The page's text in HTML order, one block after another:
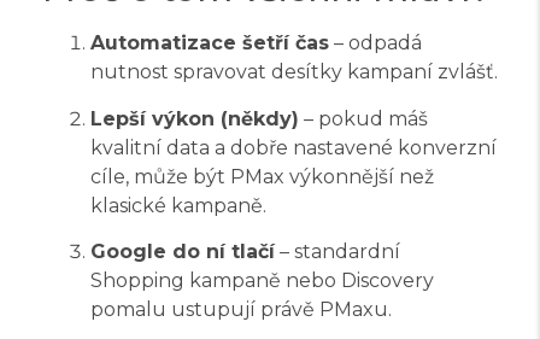
Automatizace šetří čas – odpadá
nutnost spravovat desítky kampaní zvlášť.
Lepší výkon (někdy) – pokud máš
kvalitní data a dobře nastavené konverzní
cíle, může být PMax výkonnější než
klasické kampaně.
Google do ní tlačí– standardní
Shopping kampaně nebo Discovery
pomalu ustupují právě PMaxu.